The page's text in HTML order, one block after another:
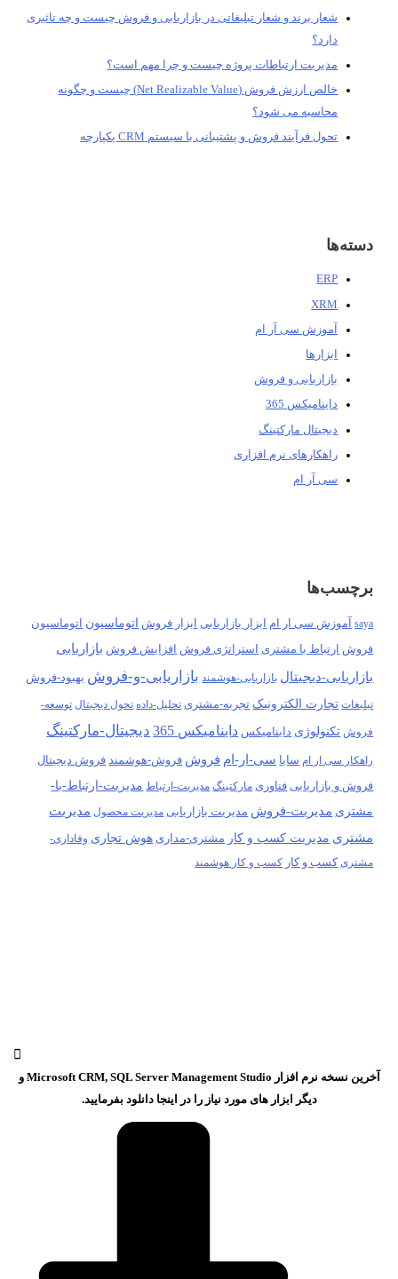
شعار برند و شعار تبلیغاتی در بازاریابی و فروش چیست و چه تاثیری
دارد؟
مدیریت ارتباطات پروژه چیست و چرا مهم است؟
خالص ارزش فروش (Net Realizable Value) چیست و چگونه
محاسبه می شود؟
تحول فرآیند فروش و پشتیبانی با سیستم CRM یکپارچه
دسته‌ها
ERP
XRM
آموزش سی آر ام
ابزارها
بازاریابی و فروش
داینامیکس 365
دیجیتال مارکتینگ
راهکارهای نرم افزاری
سی آر ام
برچسب‌ها
آموزش سی ار ام ابزار بازاریابی ابزار فروش اتوماسیون اتوماسیون
فروش ارتباط با مشتری استراتژی فروش افزایش فروش بازاریابی
بازاریابی-دیجیتال بازاریابی-هوشمند بازاریابی-و-فروش بهبود-فروش
تبلیغات تجارت الکترونیک تجربه-مشتری تحلیل-داده تحول دیجیتال توسعه-
فروش تکنولوژی داینامیکس داینامیکس 365 دیجیتال-مارکتینگ
راهکار سی ار ام سایا سی-ار-ام فروش فروش-هوشمند فروش دیجیتال
فروش و بازاریابی فناوری مارکتینگ مدیریت-ارتباط مدیریت-ارتباط-با-
مشتریمدیریت-فروش مدیریت بازاریابی مدیریت محصول مدیریت
مشتریمدیریت کسب و کار مشتری-مداری هوش تجاری وفاداری-
مشتری کسب و کار کسب و کار هوشمند
آخرین نسخه نرم افزار Microsoft CRM, SQL Server Management Studio و
دیگر ابزار های مورد نیاز را در اینجا دانلود بفرمایید.